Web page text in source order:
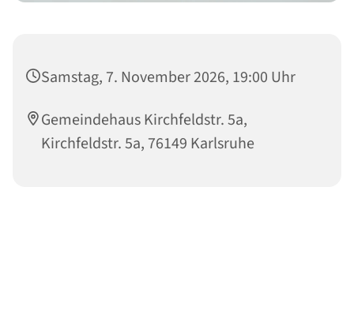
Samstag, 7. November 2026, 19:00 Uhr
Gemeindehaus Kirchfeldstr. 5a,
Kirchfeldstr. 5a, 76149 Karlsruhe